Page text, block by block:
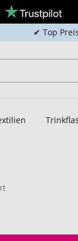
✔ Top